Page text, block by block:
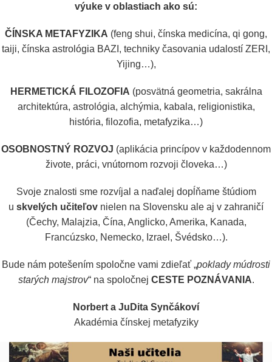
výuke v oblastiach ako sú:
ČÍNSKA METAFYZIKA (feng shui, čínska medicína, qi gong,
taiji, čínska astrológia BAZI, techniky časovania udalostí ZERI,
Yijing…),
HERMETICKÁ FILOZOFIA (posvätná geometria, sakrálna
architektúra, astrológia, alchýmia, kabala, religionistika,
história, filozofia, metafyzika…)
OSOBNOSTNÝ ROZVOJ (aplikácia princípov v každodennom
živote, práci, vnútornom rozvoji človeka…)
Svoje znalosti sme rozvíjal a naďalej dopĺňame štúdiom
u skvelých učiteľov nielen na Slovensku ale aj v zahraničí
(Čechy, Malajzia, Čína, Anglicko, Amerika, Kanada,
Francúzsko, Nemecko, Izrael, Švédsko…).
Bude nám potešením spoločne vami zdieľať „poklady múdrosti
starých majstrov“ na spoločnej CESTE POZNÁVANIA.
Norbert a JuDita Synčákoví
Akadémia čínskej metafyziky